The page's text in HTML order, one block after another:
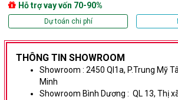
Hỗ trợ vay vốn 70-90%
Dự toán chi phí
THÔNG TIN SHOWROOM
Showroom : 2450 Ql1a, P.Trung Mỹ
Minh
Showroom Bình Dương : QL 13, Thị